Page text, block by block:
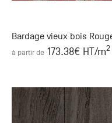
Bardage vieux bois
à partir de 173.38€ HT/m2